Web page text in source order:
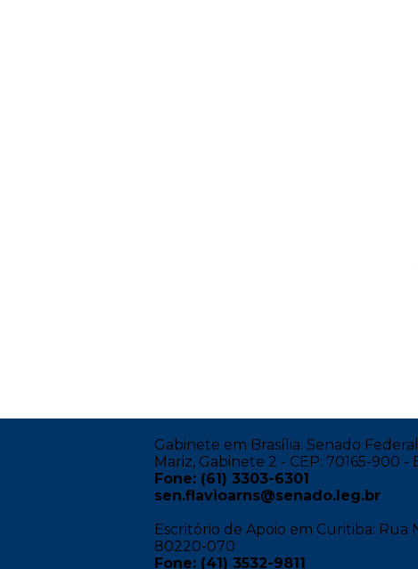
Gabinete em Brasília: Senado
Mariz, Gabinete 2 - CEP: 70165-900 -
Fone: (61) 3303-6301
sen.flavioarns@senado.leg.br
Escritório de Apoio em Curitiba: Rua
80220-070
Fone: (41) 3532-9811